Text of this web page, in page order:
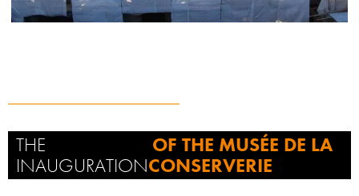
THE
INAUGURATION
OF THE MUSÉE DE LA
CONSERVERIE